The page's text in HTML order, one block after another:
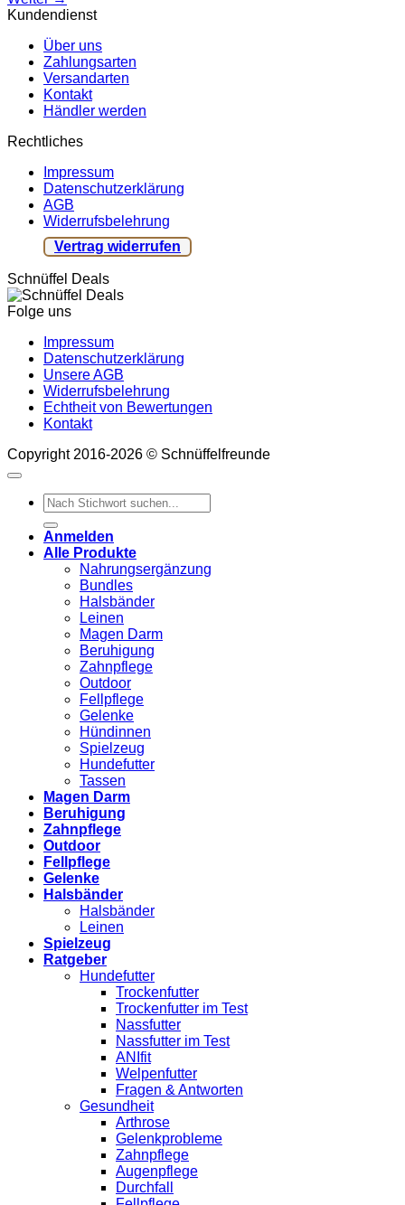
Kundendienst
Über uns
Zahlungsarten
Versandarten
Kontakt
Händler werden
Rechtliches
Impressum
Datenschutzerklärung
AGB
Widerrufsbelehrung
Vertrag widerrufen
Schnüffel Deals
Folge uns
Impressum
Datenschutzerklärung
Unsere AGB
Widerrufsbelehrung
Echtheit von Bewertungen
Kontakt
Copyright 2016-2026 © Schnüffelfreunde
Suchen
nach:
Anmelden
Alle Produkte
Nahrungsergänzung
Bundles
Halsbänder
Leinen
Magen Darm
Beruhigung
Zahnpflege
Outdoor
Fellpflege
Gelenke
Hündinnen
Spielzeug
Hundefutter
Tassen
Magen Darm
Beruhigung
Zahnpflege
Outdoor
Fellpflege
Gelenke
Halsbänder
Halsbänder
Leinen
Spielzeug
Ratgeber
Hundefutter
Trockenfutter
Trockenfutter im Test
Nassfutter
Nassfutter im Test
ANIfit
Welpenfutter
Fragen & Antworten
Gesundheit
Arthrose
Gelenkprobleme
Zahnpflege
Augenpflege
Durchfall